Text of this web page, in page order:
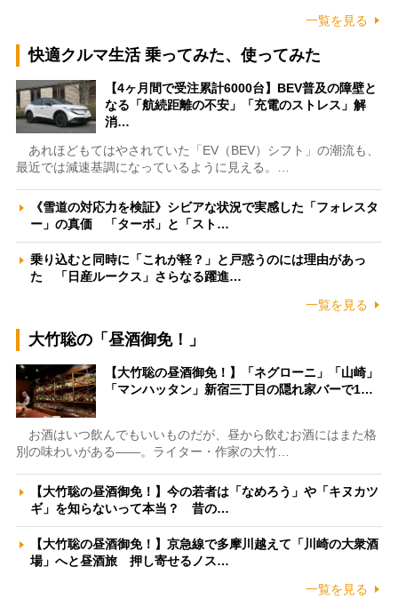
一覧を見る
快適クルマ生活 乗ってみた、使ってみた
【4ヶ月間で受注累計6000台】BEV普及の障壁と
なる「航続距離の不安」「充電のストレス」解
消…
あれほどもてはやされていた「EV（BEV）シフト」の潮流も、
最近では減速基調になっているように見える。…
《雪道の対応力を検証》シビアな状況で実感した「フォレスタ
ー」の真価 「ターボ」と「スト…
乗り込むと同時に「これが軽？」と戸惑うのには理由があっ
た 「日産ルークス」さらなる躍進…
一覧を見る
大竹聡の「昼酒御免！」
【大竹聡の昼酒御免！】「ネグローニ」「山崎」
「マンハッタン」新宿三丁目の隠れ家バーで1…
お酒はいつ飲んでもいいものだが、昼から飲むお酒にはまた格
別の味わいがある――。ライター・作家の大竹…
【大竹聡の昼酒御免！】今の若者は「なめろう」や「キヌカツ
ギ」を知らないって本当？ 昔の…
【大竹聡の昼酒御免！】京急線で多摩川越えて「川崎の大衆酒
場」へと昼酒旅 押し寄せるノス…
一覧を見る